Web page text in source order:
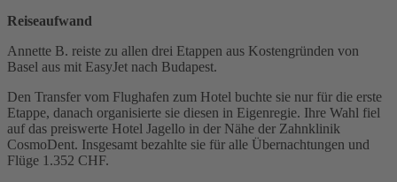
Reiseaufwand
Annette B. reiste zu allen drei Etappen aus Kostengründen von
Basel aus mit EasyJet nach Budapest.
Den Transfer vom Flughafen zum Hotel buchte sie nur für die erste
Etappe, danach organisierte sie diesen in Eigenregie. Ihre Wahl fiel
auf das preiswerte Hotel Jagello in der Nähe der Zahnklinik
CosmoDent. Insgesamt bezahlte sie für alle Übernachtungen und
Flüge 1.352 CHF.